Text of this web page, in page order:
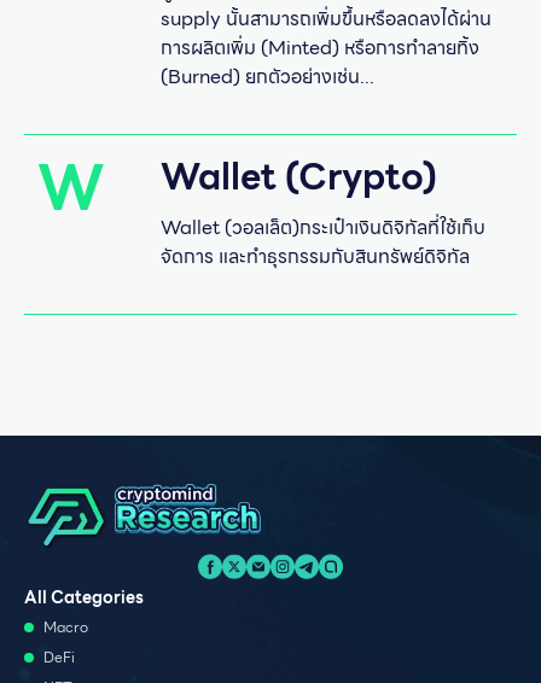
supply นั้นสามารถเพิ่มขึ้นหรือลดลงได้ผ่าน
การผลิตเพิ่ม (Minted) หรือการทำลายทิ้ง
(Burned) ยกตัวอย่างเช่น...
W Wallet (Crypto)
Wallet (วอลเล็ต)กระเป๋าเงินดิจิทัลที่ใช้เก็บ
จัดการ และทำธุรกรรมกับสินทรัพย์ดิจิทัล
All Categories
Macro
DeFi